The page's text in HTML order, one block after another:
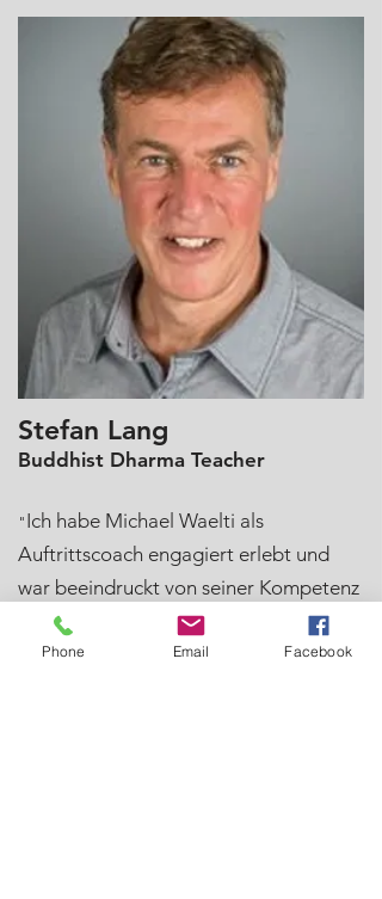
Stefan Lang
Buddhist Dharma Teacher
" Ich habe Michael Waelti als
Auftrittscoach engagiert erlebt und
war beeindruckt von seiner Kompetenz
und wie er aus dem Vollen schöpft, was
Auftrittskompetenz, Rhetorik und
Phone Email Facebook